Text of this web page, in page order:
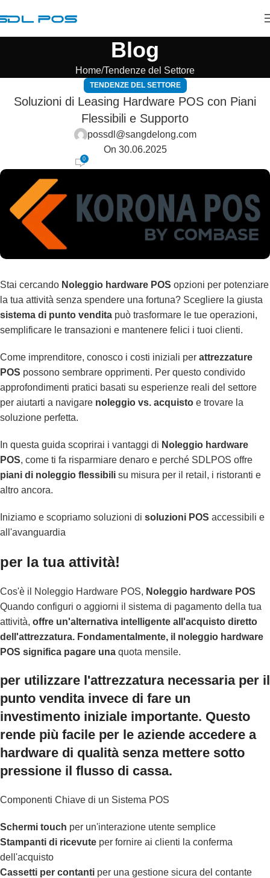
Blog
Home Tendenze del Settore
TENDENZE DEL SETTORE
Soluzioni di Leasing Hardware POS con Piani
Flessibili e Supporto
possdl@sangdelong.com
On 30.06.2025
0
Stai cercando Noleggio hardware POS opzioni per potenziare
la tua attività senza spendere una fortuna? Scegliere la giusta
sistema di punto vendita può trasformare le tue operazioni,
semplificare le transazioni e mantenere felici i tuoi clienti.
Come imprenditore, conosco i costi iniziali per attrezzature
POS possono sembrare opprimenti. Per questo condivido
approfondimenti pratici basati su esperienze reali del settore
per aiutarti a navigare noleggio vs. acquisto e trovare la
soluzione perfetta.
In questa guida scoprirai i vantaggi di Noleggio hardware
POS, come ti fa risparmiare denaro e perché SDLPOS offre
piani di noleggio flessibili su misura per il retail, i ristoranti e
altro ancora.
Iniziamo e scopriamo soluzioni di soluzioni POS accessibili e
all'avanguardia
per la tua attività!
Cos'è il Noleggio Hardware POS, Noleggio hardware POS
Quando configuri o aggiorni il sistema di pagamento della tua
attività, offre un'alternativa intelligente all'acquisto diretto
dell'attrezzatura. Fondamentalmente, il noleggio hardware
POS significa pagare una quota mensile.
per utilizzare l'attrezzatura necessaria per il
punto vendita invece di fare un
investimento iniziale importante. Questo
rende più facile per le aziende accedere a
hardware di qualità senza mettere sotto
pressione il flusso di cassa.
Componenti Chiave di un Sistema POS
Schermi touch per un'interazione utente semplice
Stampanti di ricevute per fornire ai clienti la conferma
dell'acquisto
Cassetti per contanti per una gestione sicura del contante